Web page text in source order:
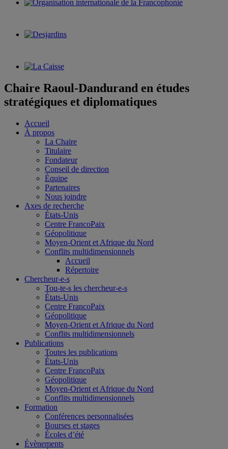
Chaire Raoul-Dandurand en études
stratégiques et diplomatiques
Accueil
À propos
La Chaire
Titulaire
Fondateur
Conseil de direction
Équipe
Partenaires
Nous joindre
Axes de recherche
États-Unis
Centre FrancoPaix
Géopolitique
Moyen-Orient et Afrique du Nord
Conflits multidimensionnels
Accueil
Répertoire
Chercheur-e-s
Tou-te-s les chercheur-e-s
États-Unis
Centre FrancoPaix
Géopolitique
Moyen-Orient et Afrique du Nord
Conflits multidimensionnels
Publications
Toutes les publications
États-Unis
Centre FrancoPaix
Géopolitique
Moyen-Orient et Afrique du Nord
Conflits multidimensionnels
Formation
Conférences personnalisées
Bourses et stages
Écoles d’été
Évènements